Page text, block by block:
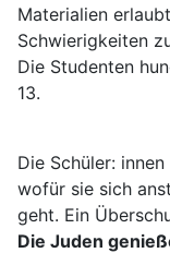
Materialien
Schwierigkeiten
Die Studenten
13.
Die Schüler:
wofür sie sich
geht. Ein
Die Juden